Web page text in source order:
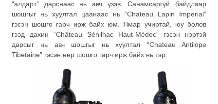
“алдарт” дарснаас нь авч үзэв. Санамсаргүй байдлаар
шошгыг нь хуултал цаанаас нь “Chateau Lapin Imperial”
гэсэн шошго гарч ирж байх юм. Ямар учиртай, юу болов
гээд дахин “Château Sénilhac Haut-Médoc” гэсэн нэртэй
дарсыг нь авч шошгыг нь хуултал “Chateau Antilope
Tibetaine” гэсэн өөр шошго гарч ирж байх нь тэр.